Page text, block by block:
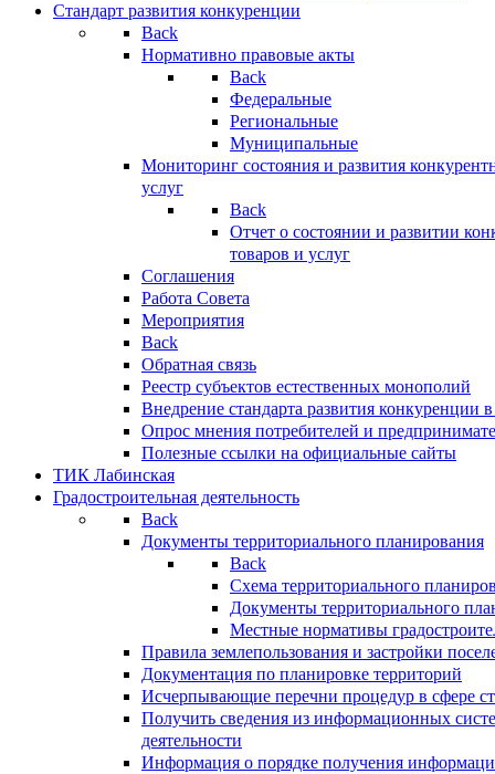
Стандарт развития конкуренции
Back
Нормативно правовые акты
Back
Федеральные
Региональные
Муниципальные
Мониторинг состояния и развития
услуг
Back
Отчет о состоянии и развитии
товаров и услуг
Соглашения
Работа Совета
Мероприятия
Back
Обратная связь
Реестр субъектов естественных монополий
Внедрение стандарта развития конкуренции
Опрос мнения потребителей и
Полезные ссылки на официальные сайты
ТИК Лабинская
Градостроительная деятельность
Back
Документы территориального планирования
Back
Схема территориального
Документы территориального
Местные нормативы
Правила землепользования и застройки
Документация по планировке территорий
Исчерпывающие перечни процедур в сфере
Получить сведения из информационных
деятельности
Информация о порядке получения